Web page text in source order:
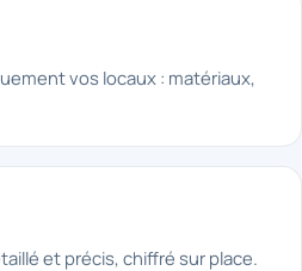
vos locaux : matériaux,
et précis, chiffré sur place.